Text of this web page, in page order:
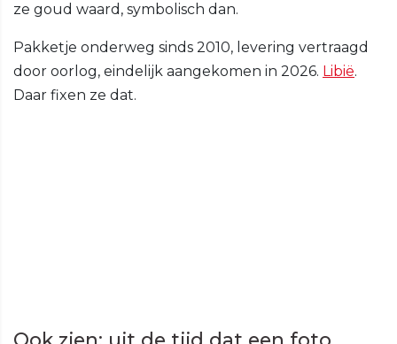
ze goud waard, symbolisch dan.
Pakketje onderweg sinds 2010, levering vertraagd
door oorlog, eindelijk aangekomen in 2026. Libië.
Daar fixen ze dat.